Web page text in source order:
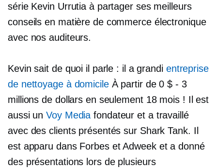
série Kevin Urrutia à partager ses meilleurs
conseils en matière de commerce électronique
avec nos auditeurs.
Kevin sait de quoi il parle : il a grandi entreprise
de nettoyage à domicileÀ partir de 0 $- 3
millions de dollars en seulement 18 mois ! Il est
aussi unVoy Media fondateur et a travaillé
avec des clients présentés sur Shark Tank. Il
est apparu dans Forbes et Adweek et a donné
des présentations lors de plusieurs